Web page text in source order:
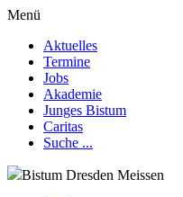
Menü
Aktuelles
Termine
Jobs
Akademie
Junges Bistum
Caritas
Suche ...
Bistum Dresden Meissen